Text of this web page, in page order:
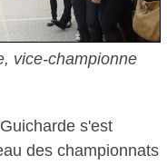
vice-championne
s'est
des championnats